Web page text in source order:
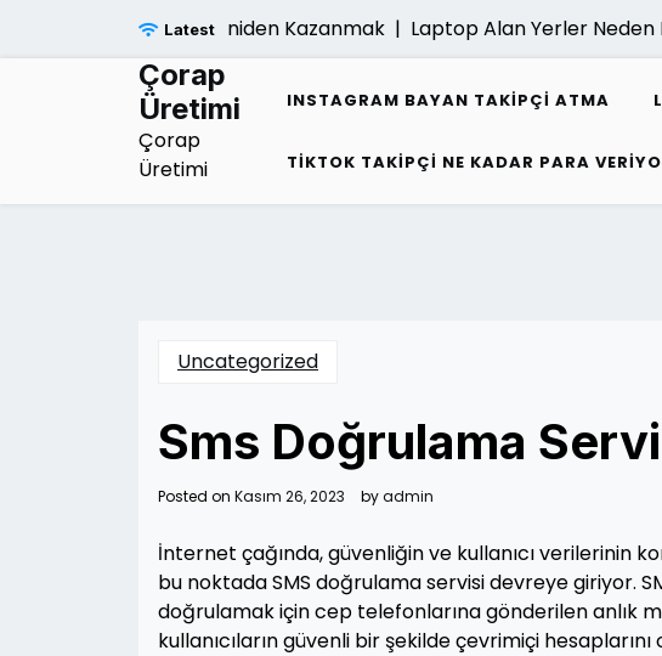
Latest
Sonrasi Umudu Yeniden Kazanmak |Laptop Alan Yerler Neden
Çorap
Üretimi
Çorap
Üretimi
INSTAGRAM BAYAN TAKIPÇI ATMA
TIKTOK TAKIPÇI NE KADAR PARA
Uncategorized
Sms Doğrulama
Posted on Kasım 26, 2023 byadmin
İnternet çağında, güvenliğin ve kullanıcı verilerinin
bu noktada SMS doğrulama servisi devreye giriyor.
doğrulamak için cep telefonlarına gönderilen anlık
kullanıcıların güvenli bir şekilde çevrimiçi